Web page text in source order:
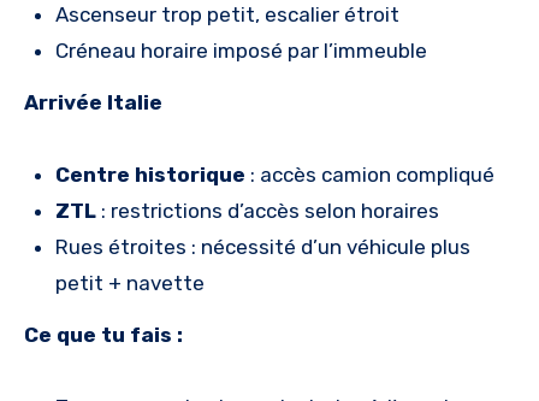
Ascenseur trop petit, escalier étroit
Créneau horaire imposé par l’immeuble
Arrivée Italie
Centre historique : accès camion compliqué
ZTL: restrictions d’accès selon horaires
Rues étroites : nécessité d’un véhicule plus
petit + navette
Ce que tu fais :